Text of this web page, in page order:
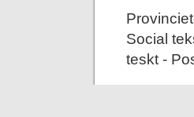
Social
teskt -